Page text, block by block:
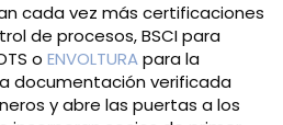
cada vez más certificaciones
de procesos, BSCI para
o ENVOLTURApara la
documentación verificada
y abre las puertas a los